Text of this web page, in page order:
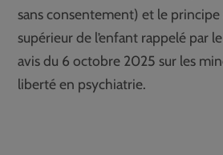
sans consentement) et le principe
supérieur de l’enfant rappelé par
avis du 6 octobre 2025 sur les
liberté en psychiatrie.